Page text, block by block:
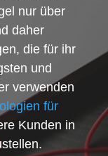
nur über
daher
die für ihr
und
verwenden
für
Kunden in